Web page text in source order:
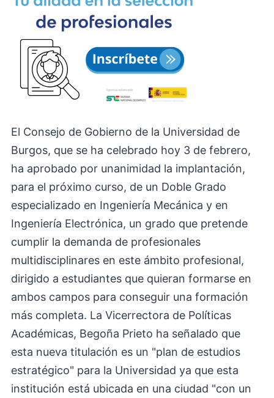
El Consejo de Gobierno de la Universidad de
Burgos, que se ha celebrado hoy 3 de febrero,
ha aprobado por unanimidad la implantación,
para el próximo curso, de un Doble Grado
especializado en Ingeniería Mecánica y en
Ingeniería Electrónica, un grado que pretende
cumplir la demanda de profesionales
multidisciplinares en este ámbito profesional,
dirigido a estudiantes que quieran formarse en
ambos campos para conseguir una formación
más completa. La Vicerrectora de Políticas
Académicas, Begoña Prieto ha señalado que
esta nueva titulación es un "plan de estudios
estratégico" para la Universidad ya que esta
institución está ubicada en una ciudad "con un